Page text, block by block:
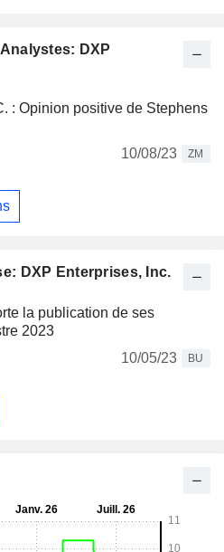
DXP
: Opinion positive de Stephens
10/08/23
ZM
DXP Enterprises, Inc.
la publication de ses
2023
10/05/23
BU